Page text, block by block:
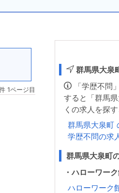
1ページ目
群馬県大泉
「学歴不問
すると「群馬
くの求人を探
群馬県大泉町
学歴不問の求
群馬県大泉町
・ハローワー
ハローワーク